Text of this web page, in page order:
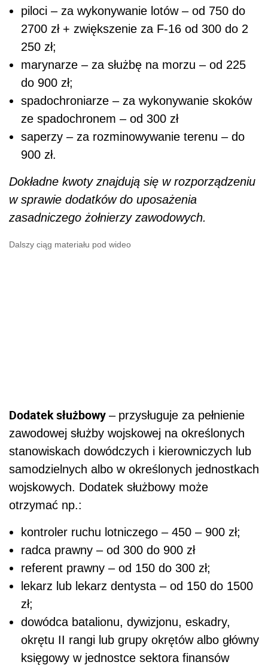
piloci – za wykonywanie lotów – od 750 do
2700 zł + zwiększenie za F-16 od 300 do 2
250 zł;
marynarze – za służbę na morzu – od 225
do 900 zł;
spadochroniarze – za wykonywanie skoków
ze spadochronem – od 300 zł
saperzy – za rozminowywanie terenu – do
900 zł.
Dokładne kwoty znajdują się w rozporządzeniu
w sprawie dodatków do uposażenia
zasadniczego żołnierzy zawodowych.
Dalszy ciąg materiału pod wideo
Dodatek służbowy – przysługuje za pełnienie
zawodowej służby wojskowej na określonych
stanowiskach dowódczych i kierowniczych lub
samodzielnych albo w określonych jednostkach
wojskowych. Dodatek służbowy może
otrzymać np.:
kontroler ruchu lotniczego – 450 – 900 zł;
radca prawny – od 300 do 900 zł
referent prawny – od 150 do 300 zł;
lekarz lub lekarz dentysta – od 150 do 1500
zł;
dowódca batalionu, dywizjonu, eskadry,
okrętu II rangi lub grupy okrętów albo główny
księgowy w jednostce sektora finansów